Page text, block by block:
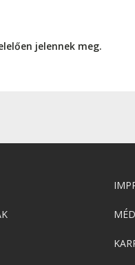
jelennek meg.